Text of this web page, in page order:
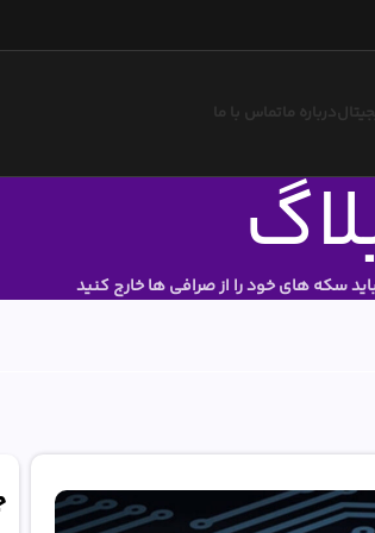
درباره ماتماس با ما
سکه های خود را از صرافی ها خارج کنید